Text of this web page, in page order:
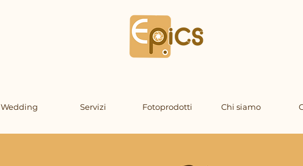
Wedding Servizi Fotoprodotti Chi siamo